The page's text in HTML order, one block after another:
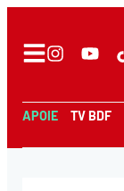
APOIE TV BDF